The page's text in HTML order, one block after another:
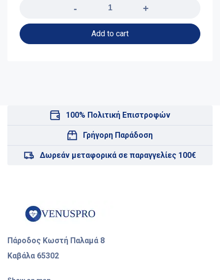
Add to cart
100% Πολιτική Επιστροφών
Γρήγορη Παράδοση
Δωρεάν μεταφορικά σε παραγγελίες 100€
Πάροδος Κωστή Παλαμά 8
Καβάλα 65302